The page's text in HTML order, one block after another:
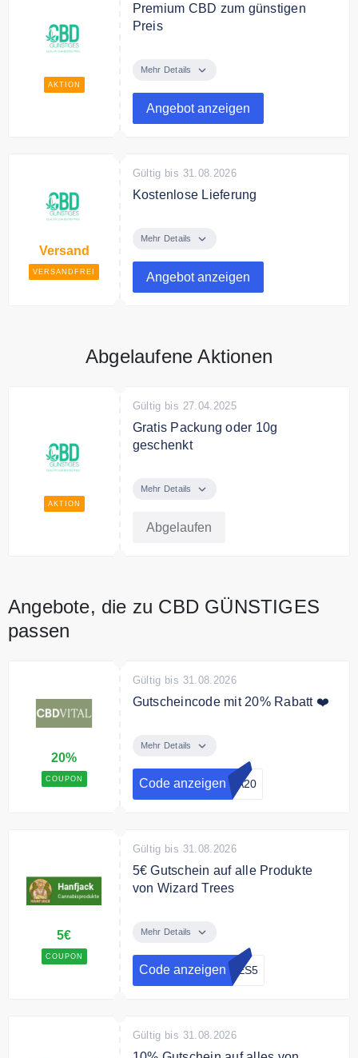
AKTION
Premium CBD zum günstigen
Preis
Premium CBD Produkte zum
Mehr Details
Angebot anzeigen
Versand
VERSANDFREI
Gültig bis 31.08.2026
Kostenlose Lieferung
Günstiges versandkostenfrei
Mehr Details
Angebot anzeigen
Abgelaufene Aktionen
AKTION
Gültig bis 27.04.2025
Gratis Packung oder 10g
geschenkt
ab 89€ Kaufpreis oder die 4
Mehr Details
Abgelaufen
Angebote, die zu CBD GÜNSTIGES
passen
20%
COUPON
Gültig bis 31.08.2026
Gutscheincode mit 20% Rabatt ❤️
Kasse und sichern Sie sich 20%
Rabatt auf die gesamte Bestellung
Mehr Details
Code anzeigen PA20
5€
COUPON
Gültig bis 31.08.2026
5€ Gutschein auf alle Produkte
von Wizard Trees
Produkte von Wizard Trees
Mehr Details
Code anzeigen EES5
Gültig bis 31.08.2026